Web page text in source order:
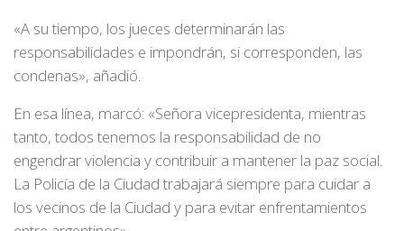
«A su tiempo, los jueces determinarán las
responsabilidades e impondrán, si corresponden, las
condenas», añadió.
En esa línea, marcó: «Señora vicepresidenta, mientras
tanto, todos tenemos la responsabilidad de no
engendrar violencia y contribuir a mantener la paz social.
La Policía de la Ciudad trabajará siempre para cuidar a
los vecinos de la Ciudad y para evitar enfrentamientos